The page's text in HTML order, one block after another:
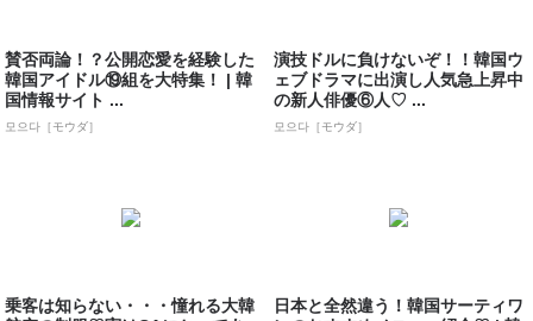
賛否両論！？公開恋愛を経験した
韓国アイドル⑲組を大特集！ | 韓
国情報サイト ...
모으다［モウダ］
演技ドルに負けないぞ！！韓国ウ
ェブドラマに出演し人気急上昇中
の新人俳優⑥人♡ ...
모으다［モウダ］
乗客は知らない・・・憧れる大韓
日本と全然違う！韓国サーティワ